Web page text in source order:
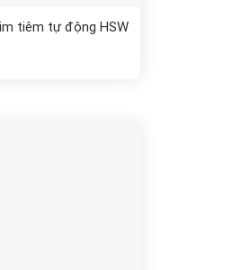
tiêm tự động HSW